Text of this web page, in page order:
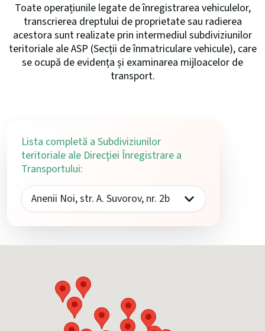
Toate operațiunile legate de înregistrarea vehiculelor,
transcrierea dreptului de proprietate sau radierea
acestora sunt realizate prin intermediul subdiviziunilor
teritoriale ale ASP (Secții de înmatriculare vehicule), care
se ocupă de evidența și examinarea mijloacelor de
transport.
Lista completă a Subdiviziunilor
teritoriale ale Direcţiei Înregistrare a
Transportului: